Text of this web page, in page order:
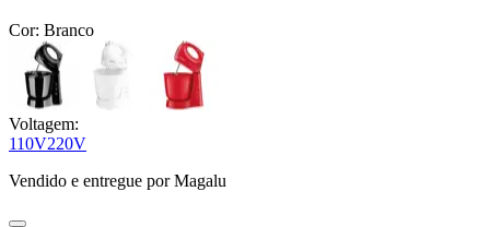
Cor: Branco
Voltagem:
110V220V
Vendido e entregue por Magalu